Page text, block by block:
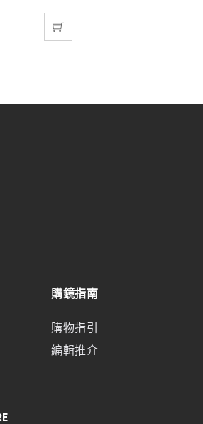
購鏡指南
購物指引
編輯推介